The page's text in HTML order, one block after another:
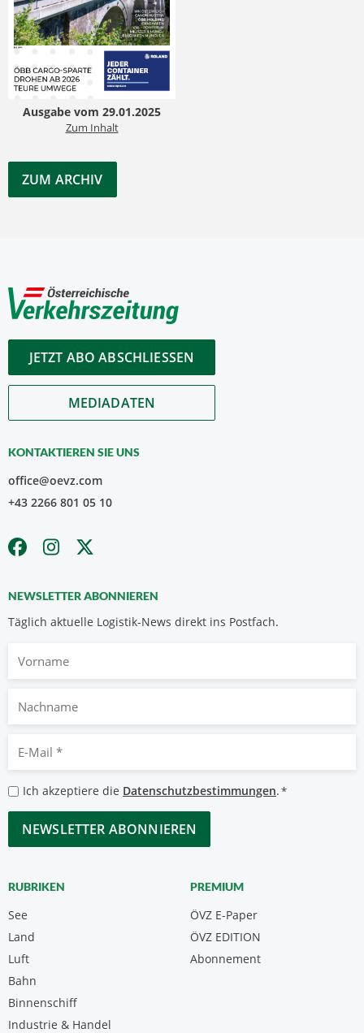
Ausgabe vom 29.01.2025
Zum Inhalt
ZUM ARCHIV
JETZT ABO ABSCHLIESSEN
MEDIADATEN
KONTAKTIEREN SIE UNS
office@oevz.com
+43 2266 801 05 10
NEWSLETTER ABONNIEREN
Täglich aktuelle Logistik-News direkt ins Postfach.
Nachname
Mail
*
Datenschutzbestimmungen
*
Ich akzeptiere die Datenschutzbestimmungen.*
CAPTCHA
RUBRIKEN
See
Land
Luft
Bahn
Binnenschiff
Industrie & Handel
PREMIUM
ÖVZ E-Paper
Abonnement
ÖVZ EDITION